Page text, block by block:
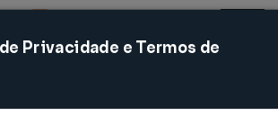
Acessar
Privacidade e Termos de